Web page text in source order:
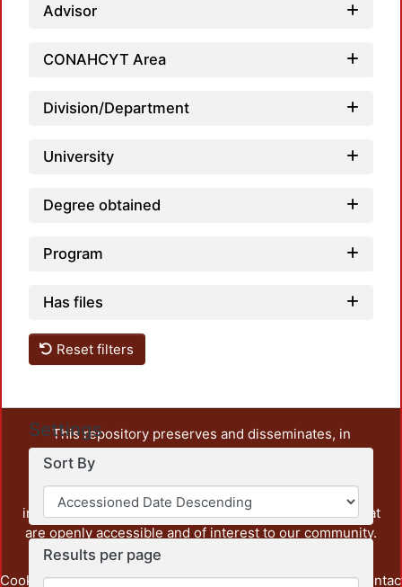
Advisor
CONAHCYT Area
Division/Department
University
Degree obtained
Program
Has files
Reset filters
Settings
Sort By
Results per page
This repository preserves and disseminates, in
unrestricted open access, the teaching and research
output of UAM Azcapotzalco. It also includes some
administrative and graphic documents from the
institution, as well as content from other institutions that
are openly accessible and of interest to our community.
Cookie Privacy End User Send